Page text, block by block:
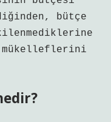
bütçe
mükelleflerini